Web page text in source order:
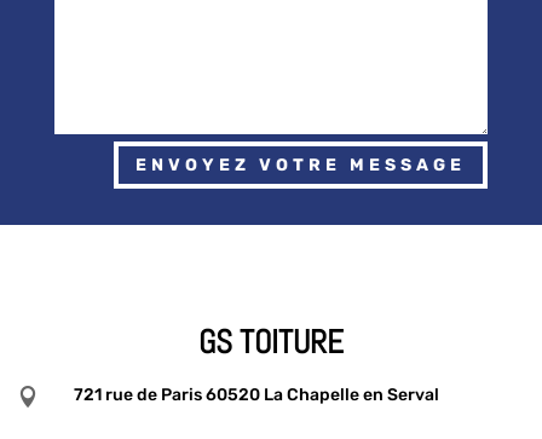
ENVOYEZ VOTRE MESSAGE
GS TOITURE
 721 rue de Paris 60520 La Chapelle en Serval